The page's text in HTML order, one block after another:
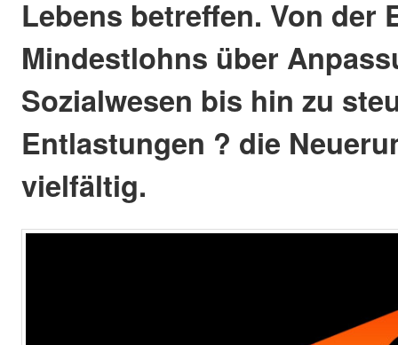
Lebens betreffen. Von der
Mindestlohns über
Sozialwesen bis hin zu
Entlastungen ? die
vielfältig.